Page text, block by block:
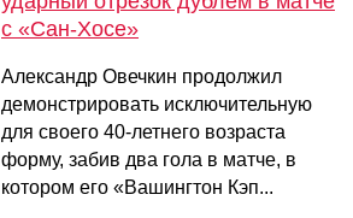
с «Сан-Хосе»
Александр Овечкин продолжил
демонстрировать исключительную
для своего 40-летнего возраста
форму, забив два гола в матче, в
котором его «Вашингтон Кэп...